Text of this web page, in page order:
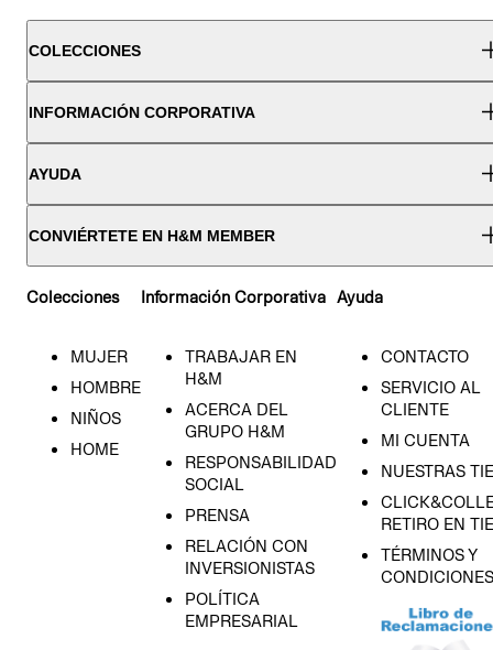
COLECCIONES
INFORMACIÓN CORPORATIVA
AYUDA
CONVIÉRTETE EN H&M MEMBER
Colecciones
MUJER
HOMBRE
NIÑOS
HOME
Información Corporativa
TRABAJAR EN
H&M
ACERCA DEL
GRUPO H&M
RESPONSABILIDAD
SOCIAL
PRENSA
RELACIÓN CON
INVERSIONISTAS
POLÍTICA
EMPRESARIAL
Ayuda
CONTACTO
SERVICIO AL
CLIENTE
MI CUENTA
NUESTRAS
RETIRO EN
TÉRMINOS Y
CONDICIONES